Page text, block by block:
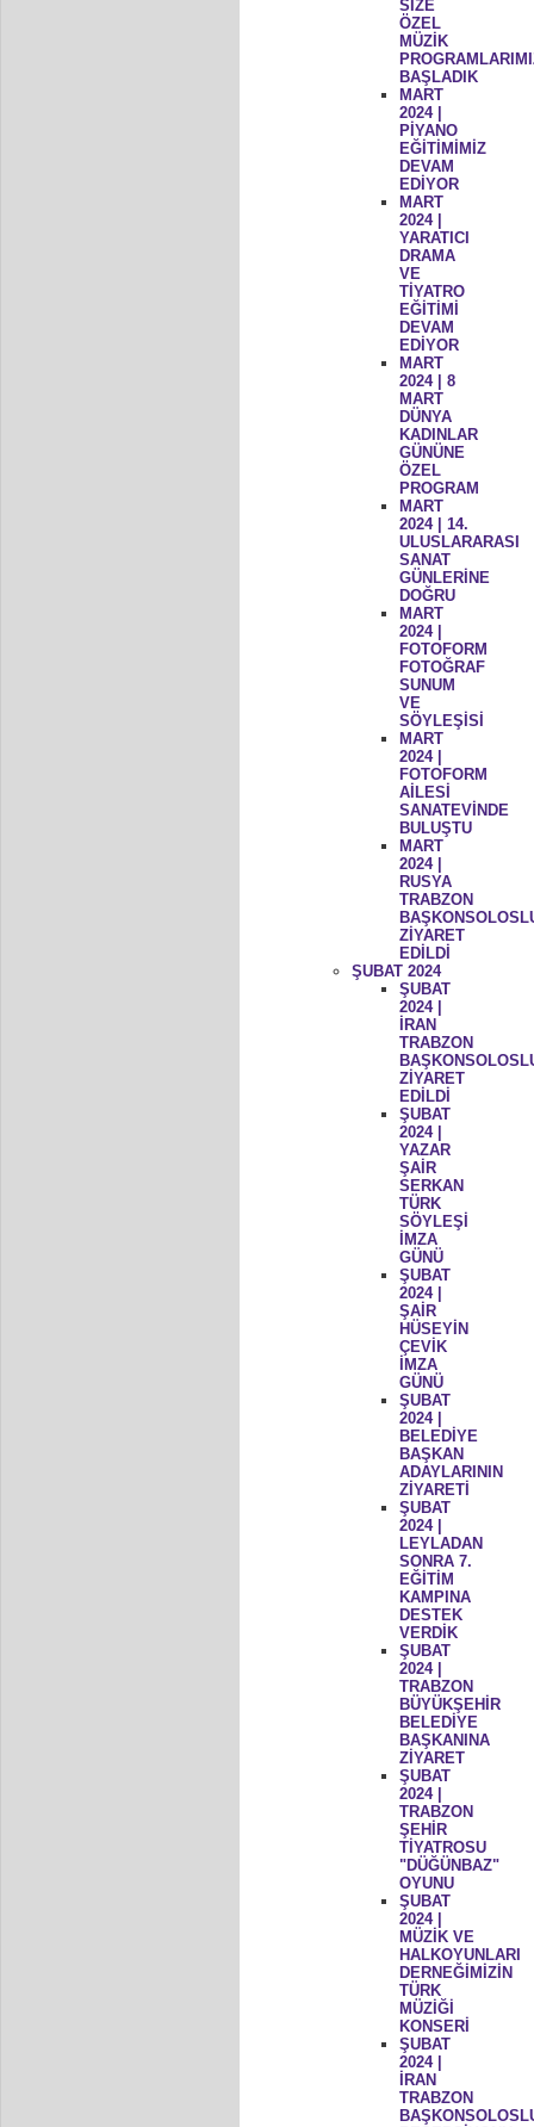
SİZE
ÖZEL
MÜZİK
BAŞLADIK
MART
2024 |
PİYANO
EĞİTİMİMİZ
DEVAM
EDİYOR
MART
2024 |
YARATICI
DRAMA
VE
TİYATRO
EĞİTİMİ
DEVAM
EDİYOR
MART
2024 | 8
MART
DÜNYA
KADINLAR
GÜNÜNE
ÖZEL
PROGRAM
MART
2024 | 14.
ULUSLARARASI
SANAT
GÜNLERİNE
DOĞRU
MART
2024 |
FOTOFORM
FOTOĞRAF
SUNUM
VE
SÖYLEŞİSİ
MART
2024 |
FOTOFORM
AİLESİ
SANATEVİNDE
BULUŞTU
MART
2024 |
RUSYA
TRABZON
ZİYARET
EDİLDİ
ŞUBAT 2024
ŞUBAT
2024 |
İRAN
TRABZON
ZİYARET
EDİLDİ
ŞUBAT
2024 |
YAZAR
ŞAİR
SERKAN
TÜRK
SÖYLEŞİ
İMZA
GÜNÜ
ŞUBAT
2024 |
ŞAİR
HÜSEYİN
ÇEVİK
İMZA
GÜNÜ
ŞUBAT
2024 |
BELEDİYE
BAŞKAN
ADAYLARININ
ZİYARETİ
ŞUBAT
2024 |
LEYLADAN
SONRA 7.
EĞİTİM
KAMPINA
DESTEK
VERDİK
ŞUBAT
2024 |
TRABZON
BÜYÜKŞEHİR
BELEDİYE
BAŞKANINA
ZİYARET
ŞUBAT
2024 |
TRABZON
ŞEHİR
TİYATROSU
"DÜĞÜNBAZ"
OYUNU
ŞUBAT
2024 |
MÜZİK VE
HALKOYUNLARI
DERNEĞİMİZİN
TÜRK
MÜZİĞİ
KONSERİ
ŞUBAT
2024 |
İRAN
TRABZON